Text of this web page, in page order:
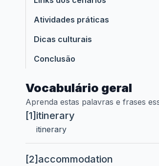
Atividades práticas
Dicas culturais
Conclusão
Vocabulário geral
Aprenda estas palavras e frases
[1] itinerary
itinerary
[2] accommodation